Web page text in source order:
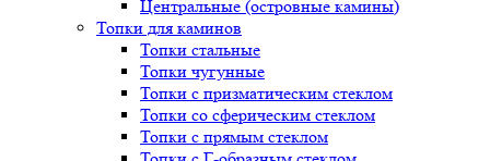
Центральные (островные камины)
Топки для каминов
Топки стальные
Топки чугунные
Топки с призматическим стеклом
Топки со сферическим стеклом
Топки с прямым стеклом